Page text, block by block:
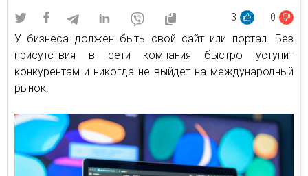
3 0
У бизнеса должен быть свой сайт или портал. Без
присутствия в сети компания быстро уступит
конкурентам и никогда не выйдет на международный
рынок.